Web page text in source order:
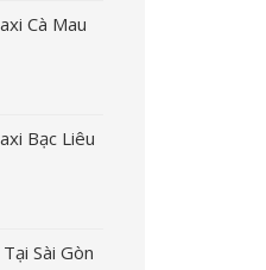
Cà Mau
Bạc Liêu
Sài Gòn